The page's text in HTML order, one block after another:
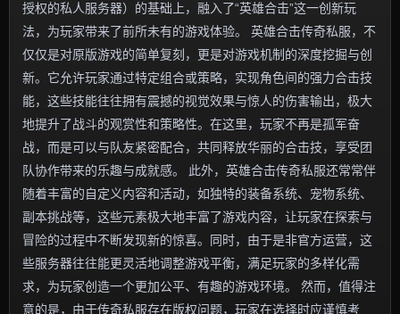
授权的私人服务器）的基础上，融入了“英雄合击”这一创新玩
法，为玩家带来了前所未有的游戏体验。 英雄合击传奇私服，不
仅仅是对原版游戏的简单复刻，更是对游戏机制的深度挖掘与创
新。它允许玩家通过特定组合或策略，实现角色间的强力合击技
能，这些技能往往拥有震撼的视觉效果与惊人的伤害输出，极大
地提升了战斗的观赏性和策略性。在这里，玩家不再是孤军奋
战，而是可以与队友紧密配合，共同释放华丽的合击技，享受团
队协作带来的乐趣与成就感。 此外，英雄合击传奇私服还常常伴
随着丰富的自定义内容和活动，如独特的装备系统、宠物系统、
副本挑战等，这些元素极大地丰富了游戏内容，让玩家在探索与
冒险的过程中不断发现新的惊喜。同时，由于是非官方运营，这
些服务器往往能更灵活地调整游戏平衡，满足玩家的多样化需
求，为玩家创造一个更加公平、有趣的游戏环境。 然而，值得注
意的是，由于传奇私服存在版权问题，玩家在选择时应谨慎考